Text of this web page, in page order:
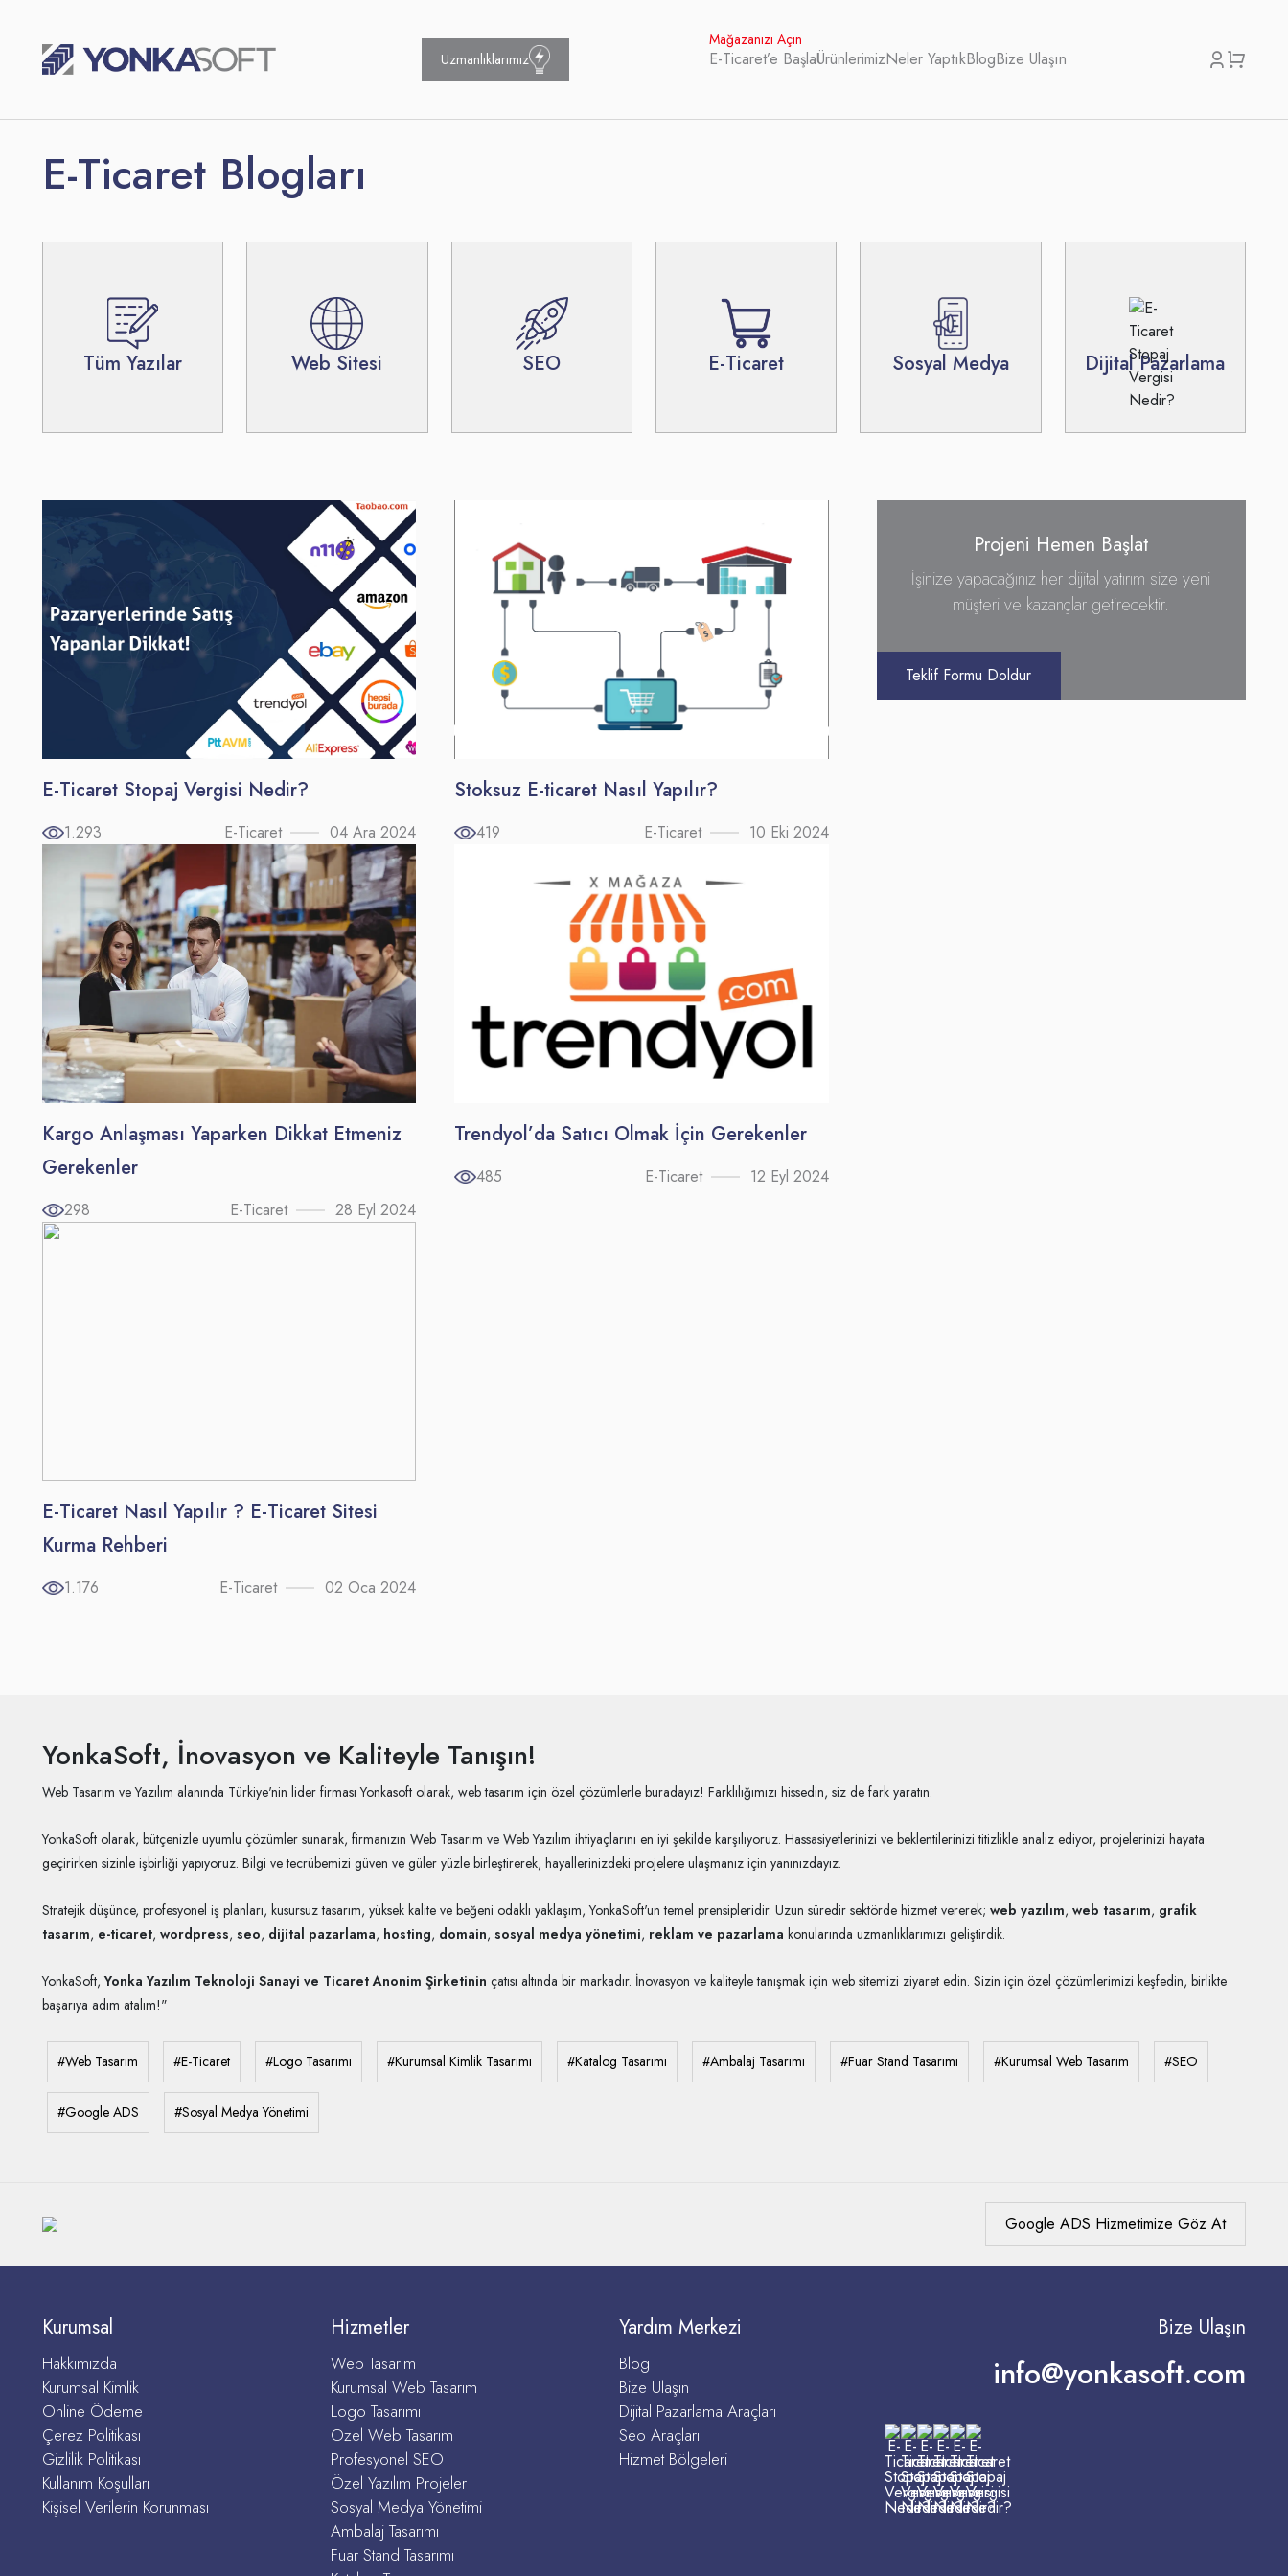
content
Uzmanlıklarımız
Mağazanızı Açın
E-Ticaret’e BaşlaÜrünlerimizNeler YaptıkBlogBize Ulaşın
E-Ticaret Blogları
Tüm Yazılar Web Sitesi SEO E-Ticaret Sosyal Medya Dijital Pazarlama
E-Ticaret Stopaj Vergisi Nedir?
1.293 E-Ticaret 04 Ara 2024
Stoksuz E-ticaret Nasıl Yapılır?
419 E-Ticaret 10 Eki 2024
Kargo Anlaşması Yaparken Dikkat Etmeniz
Gerekenler
298 E-Ticaret 28 Eyl 2024
Trendyol’da Satıcı Olmak İçin Gerekenler
485 E-Ticaret 12 Eyl 2024
E-Ticaret Nasıl Yapılır ? E-Ticaret Sitesi
Kurma Rehberi
1.176 E-Ticaret 02 Oca 2024
Projeni Hemen Başlat
İşinize yapacağınız her dijital yatırım size yeni
müşteri ve kazançlar getirecektir.
Teklif Formu Doldur
YonkaSoft, İnovasyon ve Kaliteyle Tanışın!
Web Tasarım ve Yazılım alanında Türkiye'nin lider firması Yonkasoft olarak, web tasarım için özel çözümlerle buradayız! Farklılığımızı hissedin, siz de fark yaratın.
YonkaSoft olarak, bütçenizle uyumlu çözümler sunarak, firmanızın Web Tasarım ve Web Yazılım ihtiyaçlarını en iyi şekilde karşılıyoruz. Hassasiyetlerinizi ve beklentilerinizi titizlikle analiz ediyor, projelerinizi hayata
geçirirken sizinle işbirliği yapıyoruz. Bilgi ve tecrübemizi güven ve güler yüzle birleştirerek, hayallerinizdeki projelere ulaşmanız için yanınızdayız.
Stratejik düşünce, profesyonel iş planları, kusursuz tasarım, yüksek kalite ve beğeni odaklı yaklaşım, YonkaSoft'un temel prensipleridir. Uzun süredir sektörde hizmet vererek; web yazılım, web tasarım, grafik
tasarım, e-ticaret, wordpress, seo, dijital pazarlama, hosting, domain, sosyal medya yönetimi, reklam ve pazarlama konularında uzmanlıklarımızı geliştirdik.
YonkaSoft,Yonka Yazılım Teknoloji Sanayi ve Ticaret Anonim Şirketinin çatısı altında bir markadır. İnovasyon ve kaliteyle tanışmak için web sitemizi ziyaret edin. Sizin için özel çözümlerimizi keşfedin, birlikte
başarıya adım atalım!"
#Web Tasarım #E-Ticaret #Logo Tasarımı #Kurumsal Kimlik Tasarımı #Katalog Tasarımı #Ambalaj Tasarımı #Fuar Stand Tasarımı #Kurumsal Web Tasarım #SEO
#Google ADS #Sosyal Medya Yönetimi
Google ADS Hizmetimize Göz At
Kurumsal
Hakkımızda
Kurumsal Kimlik
Online Ödeme
Çerez Politikası
Gizlilik Politikası
Kullanım Koşulları
Kişisel Verilerin Korunması
Hizmetler
Web Tasarım
Kurumsal Web Tasarım
Logo Tasarımı
Özel Web Tasarım
Profesyonel SEO
Özel Yazılım Projeler
Sosyal Medya Yönetimi
Ambalaj Tasarımı
Fuar Stand Tasarımı
Yardım Merkezi
Blog
Bize Ulaşın
Dijital Pazarlama Araçları
Seo Araçları
Hizmet Bölgeleri
Bize Ulaşın
info@yonkasoft.com